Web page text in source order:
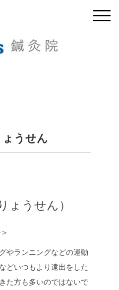
うせん
ょうせん）
やランニングなどの運動
どいつもより遠出をした
た方も多いのではないで